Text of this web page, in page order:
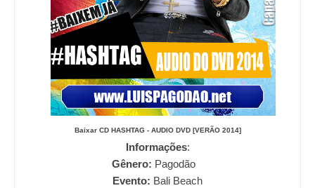
Baixar CD HASHTAG - AUDIO DVD [VERÃO 2014]
Informações:
Gênero: Pagodão
Evento: Bali Beach